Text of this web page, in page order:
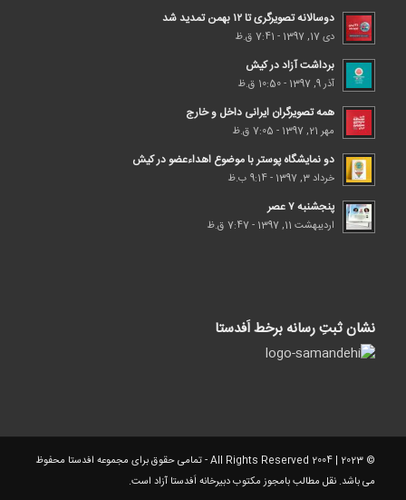
دوسالانه تصویرگری تا ۱۲ بهمن تمدید شد
دی 17, 1397 - 7:41 ق.ظ
برداشت آزاد در کیش
آذر 9, 1397 - 10:50 ق.ظ
همه تصویرگران ایرانی داخل و خارج
مهر 21, 1397 - 7:05 ق.ظ
دو نمایشگاه پوستر با موضوع اهداء‌عضو در کیش
خرداد 3, 1397 - 9:14 ب.ظ
پنجشنبه ۷ عصر
اردیبهشت 11, 1397 - 7:47 ق.ظ
نشان ثبتِ رسانه برخط اَفدستا
© 2023 | 2004 All Rights Reserved - تمامی حقوق برای مجموعه افدستا محفوظ
می باشد. نقل مطالب بامجوز مکتوب دبیرخانه اَفدستا آزاد است.